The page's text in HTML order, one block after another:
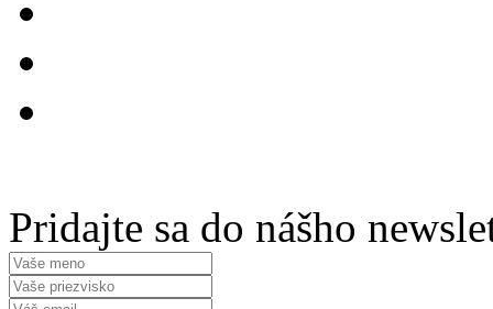
Pridajte sa do nášho